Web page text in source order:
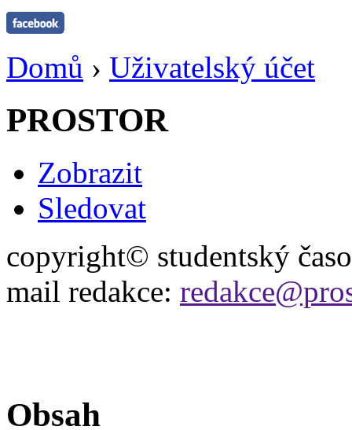
Domů › Uživatelský účet
PROSTOR
Zobrazit
Sledovat
copyright© studentský
mail redakce:
Obsah